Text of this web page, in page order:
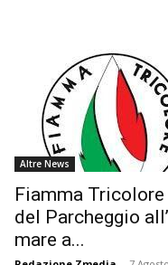
Altre News
Fiamma
del Parcheggio
mare a...